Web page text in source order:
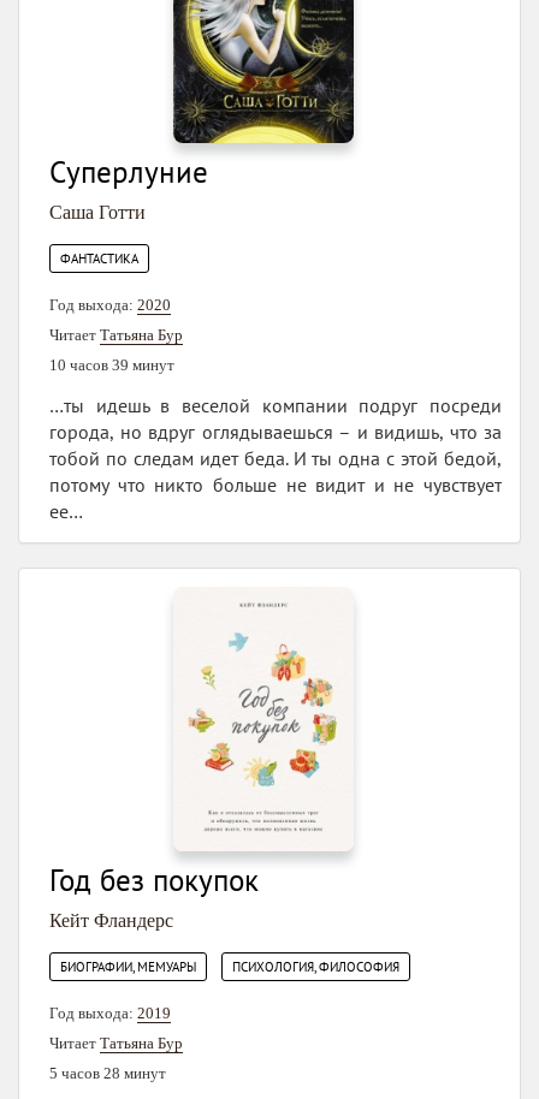
Суперлуние
Саша Готти
ФАНТАСТИКА
Год выхода: 2020
Читает Татьяна Бур
10 часов 39 минут
…ты идешь в веселой компании подруг посреди
города, но вдруг оглядываешься – и видишь, что за
тобой по следам идет беда. И ты одна с этой бедой,
потому что никто больше не видит и не чувствует
ее…
Год без покупок
Кейт Фландерс
БИОГРАФИИ, МЕМУАРЫ ПСИХОЛОГИЯ, ФИЛОСОФИЯ
Год выхода: 2019
Читает Татьяна Бур
5 часов 28 минут